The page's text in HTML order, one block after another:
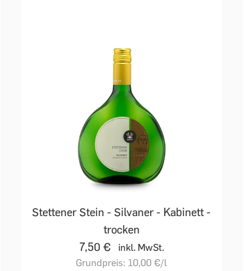
Stettener Stein - Silvaner - Kabinett -
trocken
7,50 €
inkl. MwSt.
Grundpreis: 10,00 €/l